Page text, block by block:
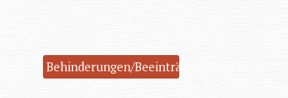
Behinderungen/Beeinträchtigungen